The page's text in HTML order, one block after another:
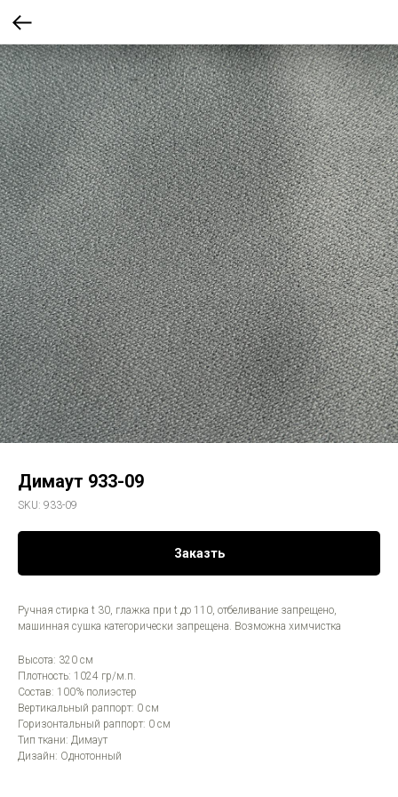
Димаут 933-09
SKU: 933-09
Заказть
Ручная стирка t 30, глажка при t до 110, отбеливание запрещено,
машинная сушка категорически запрещена. Возможна химчистка
Высота: 320 см
Плотность: 1024 гр/м.п.
Состав: 100% полиэстер
Вертикальный раппорт: 0 см
Горизонтальный раппорт: 0 см
Тип ткани: Димаут
Дизайн: Однотонный